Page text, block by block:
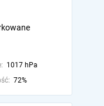
1017 hPa
72%